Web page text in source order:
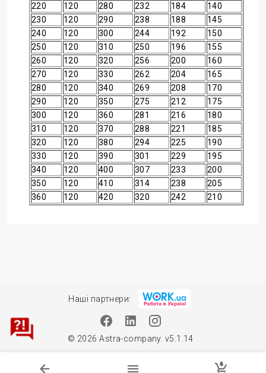
220
120 280 232 184
140
230
120 290 238 188
145
240
120 300 244 192
150
250
120 310 250 196
155
260
120 320 256 200
160
270
120 330 262 204
165
280
120 340 269 208
170
290
120 350 275 212
175
300
120 360 281 216
180
310
120 370 288 221
185
320
120 380 294 225
190
330
120 390 301 229
195
340
120 400 307 233
200
350
120 410 314 238
205
360
120 420 320 242 210
Наші партнери:
© 2026 Astra-company. v5.1.14